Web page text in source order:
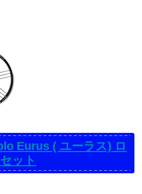
Eurus ( ユーラス) ロ
ット